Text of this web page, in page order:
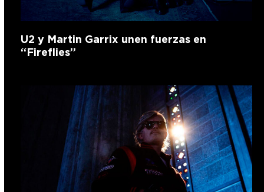
U2 y Martin Garrix unen fuerzas en
“Fireflies”